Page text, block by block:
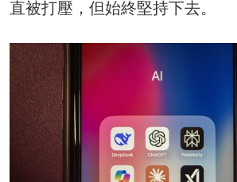
直被打壓，但始終堅持下去。